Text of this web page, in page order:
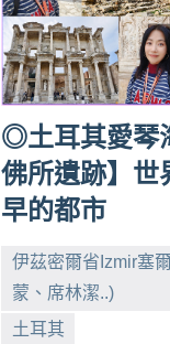
◎土耳其愛琴
佛所遺跡】世
早的都市
伊茲密爾省Izmir塞
蒙、席林潔..)
土耳其
小
No